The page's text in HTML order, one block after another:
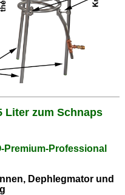
Liter zum Schnaps
Premium-Professional
Dephlegmator und